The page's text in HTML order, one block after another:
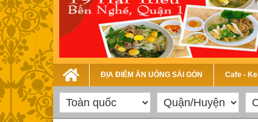
ĐỊA ĐIỂM ĂN UỐNG SÀI GÒN Cafe -